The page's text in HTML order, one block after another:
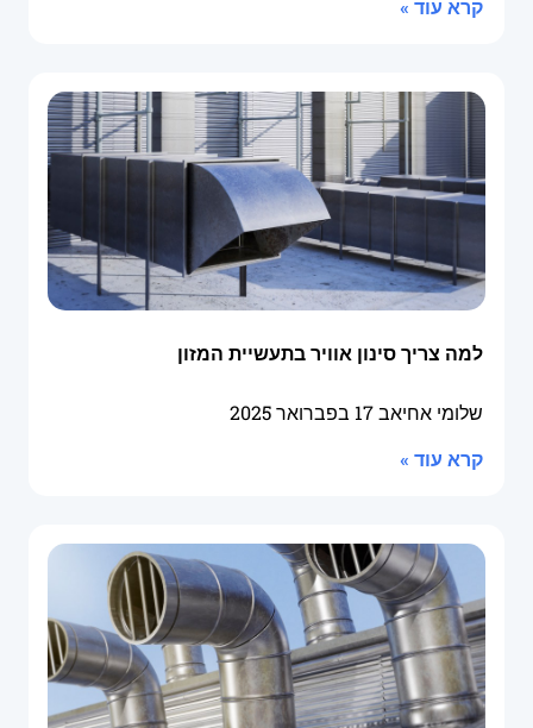
קרא עוד »
למה צריך סינון אוויר בתעשיית המזון
שלומי אחיאב17 בפברואר 2025
קרא עוד »